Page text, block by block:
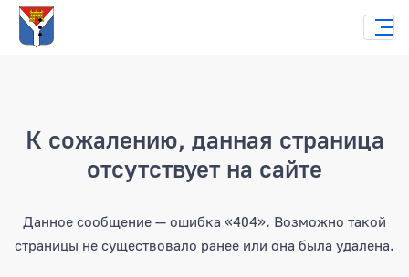
К сожалению, данная страница
отсутствует на сайте
Данное сообщение — ошибка «404». Возможно такой
страницы не существовало ранее или она была удалена.